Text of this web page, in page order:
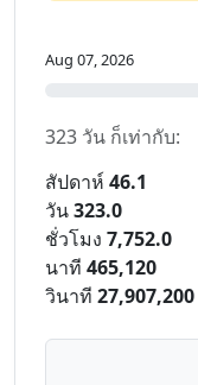
Aug 07, 2026
323 วัน ก็เท่ากับ:
สัปดาห์ 46.1
วัน323.0
ชั่วโมง 7,752.0
นาที 465,120
วินาที 27,907,200